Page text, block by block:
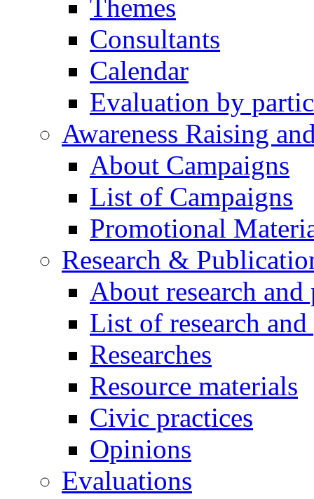
Themes
Consultants
Calendar
Evaluation by
Awareness Raising
About Campaigns
List of Campaigns
Promotional
Research &
About research
List of research
Researches
Resource materials
Civic practices
Opinions
Evaluations